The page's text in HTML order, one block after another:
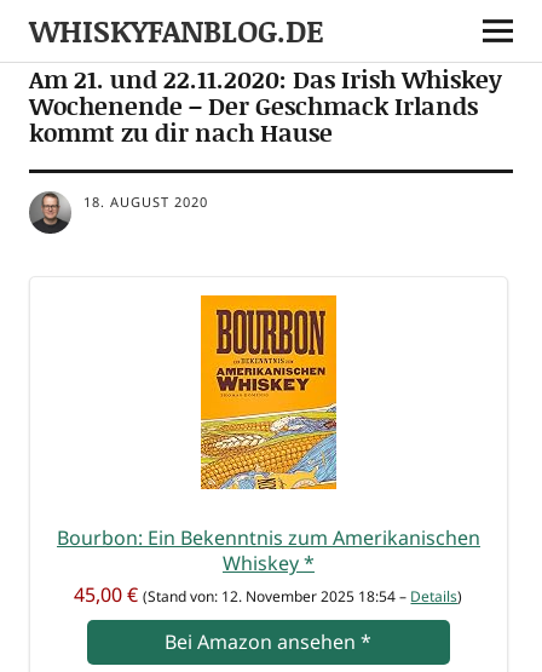
WHISKYFANBLOG.DE
EVENTS TASTINGS
Am 21. und 22.11.2020: Das Irish Whiskey
Wochenende – Der Geschmack Irlands
kommt zu dir nach Hause
18. AUGUST 2020
Bour­bon: Ein Bekennt­nis zum Ame­ri­ka­ni­schen
Whis­key*
45,00 € (Stand von: 12. Novem­ber 2025 18:54 – Details)
Bei Ama­zon anse­hen*